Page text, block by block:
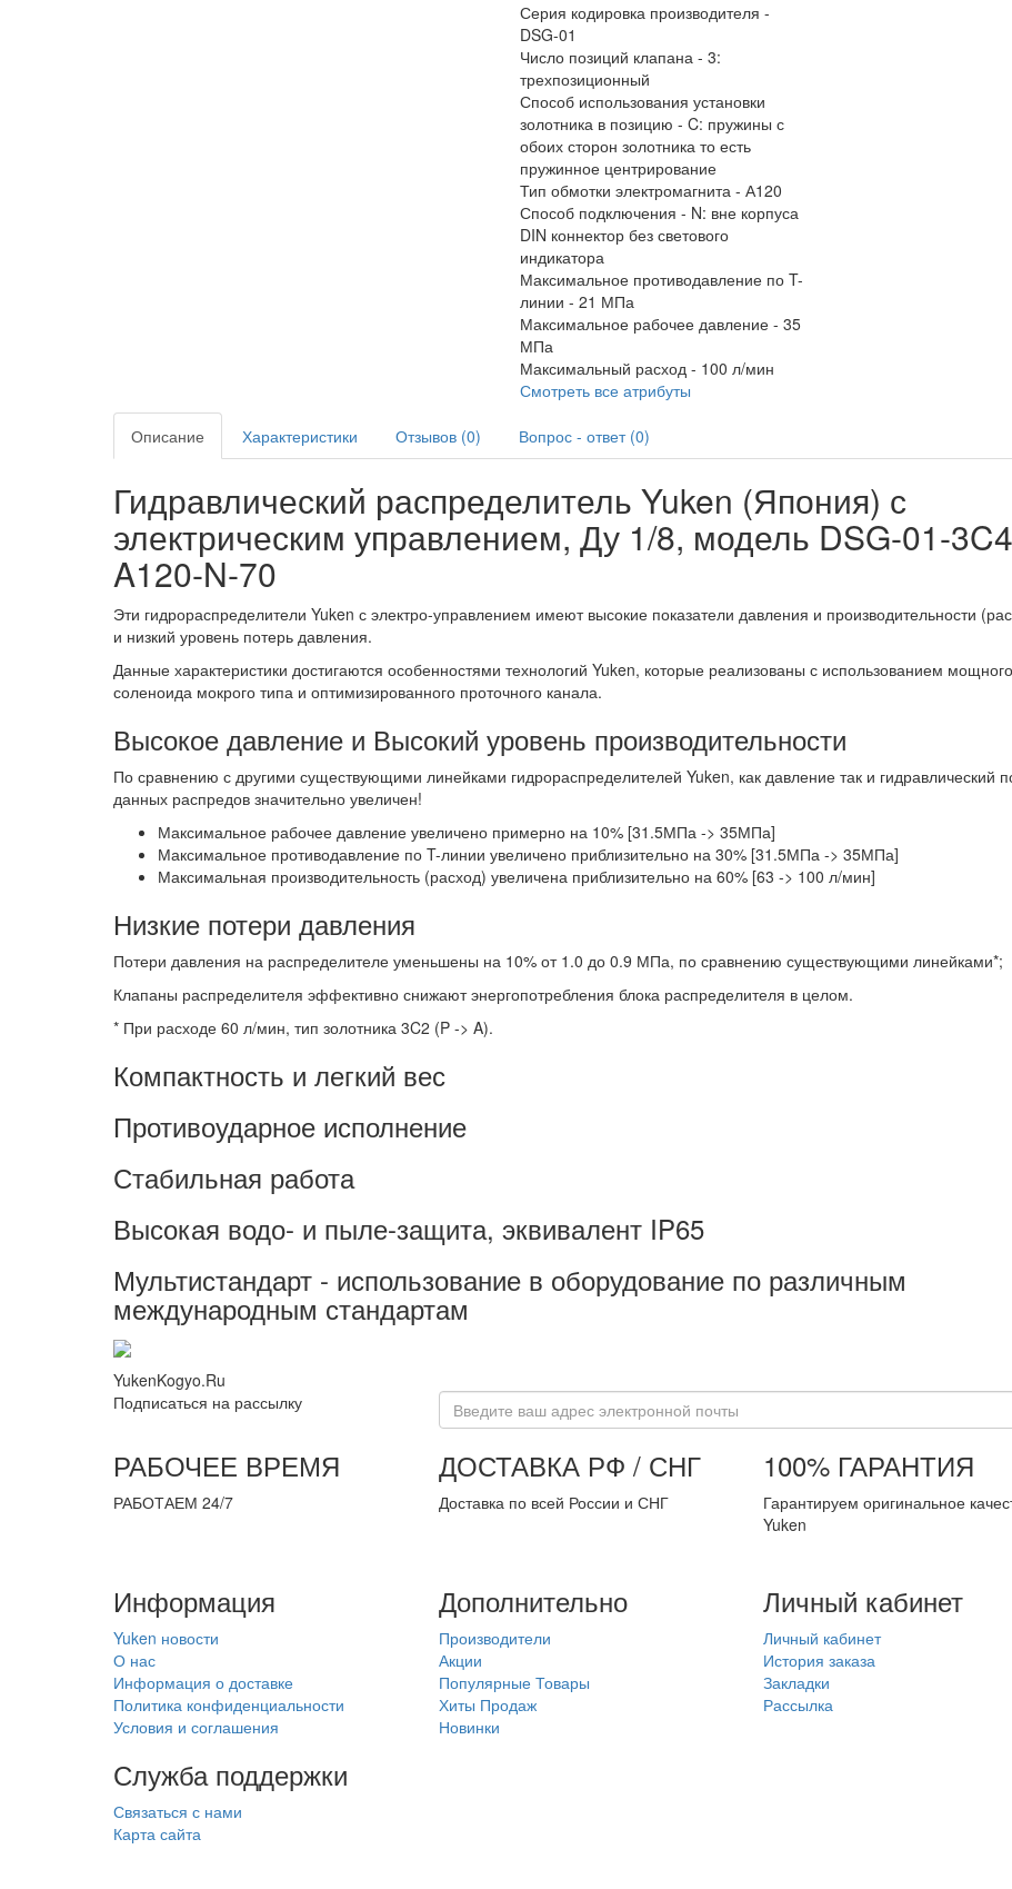
Серия кодировка производителя -
DSG-01
Число позиций клапана - 3:
трехпозиционный
Способ использования установки
золотника в позицию - C: пружины с
обоих сторон золотника то есть
пружинное центрирование
Тип обмотки электромагнита - А120
Способ подключения - N: вне корпуса
DIN коннектор без светового
индикатора
Максимальное противодавление по T-
линии - 21 МПа
Максимальное рабочее давление - 35
МПа
Максимальный расход - 100 л/мин
Смотреть все атрибуты
Описание Характеристики Отзывов (0) Вопрос - ответ (0)
Гидравлический распределитель Yuken (Япония) с
электрическим управлением, Ду 1/8, модель DSG-01-
A120-N-70
Эти гидрораспределители Yuken с электро-управлением имеют высокие показатели давления и производительности
и низкий уровень потерь давления.
Данные характеристики достигаются особенностями технологий Yuken, которые реализованы с использованием мощного
соленоида мокрого типа и оптимизированного проточного канала.
Высокое давление и Высокий уровень производительности
По сравнению с другими существующими линейками гидрораспределителей Yuken, как давление так и гидравлический
данных распредов значительно увеличен!
Максимальное рабочее давление увеличено примерно на 10% [31.5МПа -> 35МПа]
Максимальное противодавление по T-линии увеличено приблизительно на 30% [31.5МПа -> 35МПа]
Максимальная производительность (расход) увеличена приблизительно на 60% [63 -> 100 л/мин]
Низкие потери давления
Потери давления на распределителе уменьшены на 10% от 1.0 до 0.9 МПа, по сравнению существующими линейками*;
Клапаны распределителя эффективно снижают энергопотребления блока распределителя в целом.
* При расходе 60 л/мин, тип золотника 3C2 (P -> A).
Компактность и легкий вес
Противоударное исполнение
Стабильная работа
Высокая водо- и пыле-защита, эквивалент IP65
Мультистандарт - использование в оборудование по различным
международным стандартам
YukenKogyo.Ru
Подписаться на рассылку
РАБОЧЕЕ ВРЕМЯ
РАБОТАЕМ 24/7
ДОСТАВКА РФ / СНГ
Доставка по всей России и СНГ
100% ГАРАНТИЯ
Гарантируем оригинальное
Yuken
Информация
Yuken новости
О нас
Информация о доставке
Политика конфиденциальности
Условия и соглашения
Служба поддержки
Связаться с нами
Карта сайта
Дополнительно
Производители
Акции
Популярные Товары
Хиты Продаж
Новинки
Личный кабинет
Личный кабинет
История заказа
Закладки
Рассылка